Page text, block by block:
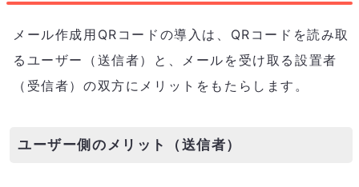
メール作成用QRコードの導入は、QRコードを読み取
るユーザー（送信者）と、メールを受け取る設置者
（受信者）の双方にメリットをもたらします。
ユーザー側のメリット（送信者）